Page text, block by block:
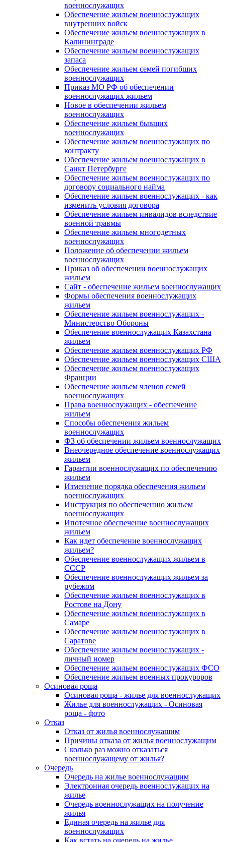
военнослужащих
Обеспечение жильем военнослужащих
внутренних войск
Обеспечение жильем военнослужащих в
Калининграде
Обеспечение жильем военнослужащих
запаса
Обеспечение жильем семей погибших
военнослужащих
Приказ МО РФ об обеспечении
военнослужащих жильем
Новое в обеспечении жильем
военнослужащих
Обеспечение жильем бывших
военнослужащих
Обеспечение жильем военнослужащих по
контракту
Обеспечение жильем военнослужащих в
Санкт Петербурге
Обеспечение жильем военнослужащих по
договору социального найма
Обеспечение жильем военнослужащих - как
изменить условия договора
Обеспечение жильем инвалидов вследствие
военной травмы
Обеспечение жильем многодетных
военнослужащих
Положение об обеспечении жильем
военнослужащих
Приказ об обеспечении военнослужащих
жильем
Сайт - обеспечение жильем военнослужащих
Формы обеспечения военнослужащих
жильем
Обеспечение жильем военнослужащих -
Министерство Обороны
Обеспечение военнослужащих Казахстана
жильем
Обеспечение жильем военнослужащих РФ
Обеспечение жильем военнослужащих США
Обеспечение жильем военнослужащих
Франции
Обеспечение жильем членов семей
военнослужащих
Права военнослужащих - обеспечение
жильем
Способы обеспечения жильем
военнослужащих
ФЗ об обеспечении жильем военнослужащих
Внеочередное обеспечение военнослужащих
жильем
Гарантии военнослужащих по обеспечению
жильем
Изменение порядка обеспечения жильем
военнослужащих
Инструкция по обеспечению жильем
военнослужащих
Ипотечное обеспечение военнослужащих
жильем
Как идет обеспечение военнослужащих
жильем?
Обеспечение военнослужащих жильем в
СССР
Обеспечение военнослужащих жильем за
рубежом
Обеспечение жильем военнослужащих в
Ростове на Дону
Обеспечение жильем военнослужащих в
Самаре
Обеспечение жильем военнослужащих в
Саратове
Обеспечение жильем военнослужащих -
личный номер
Обеспечение жильем военнослужащих ФСО
Обеспечение жильем военных прокуроров
Осиновая роща
Осиновая роща - жилье для военнослужащих
Жилье для военнослужащих - Осиновая
роща - фото
Отказ
Отказ от жилья военнослужащим
Причины отказа от жилья военнослужащим
Сколько раз можно отказаться
военнослужащему от жилья?
Очередь
Очередь на жилье военнослужащим
Электронная очередь военнослужащих на
жилье
Очередь военнослужащих на получение
жилья
Единая очередь на жилье для
военнослужащих
Как встать на очередь на жилье